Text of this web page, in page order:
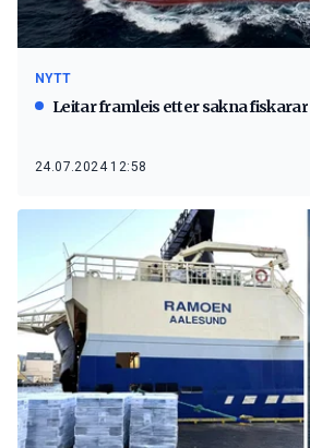
NYTT
Leitar framleis etter sakna fiskarar
24.07.2024 12:58